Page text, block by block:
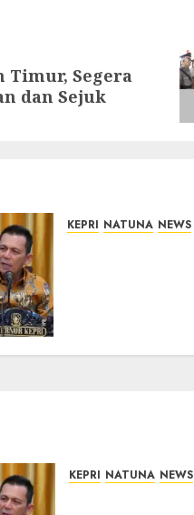
Timur, Segera
dan Sejuk
KEPRI NATUNA NEWS
07/08/2026 0
KEPRI NATUNA NEWS